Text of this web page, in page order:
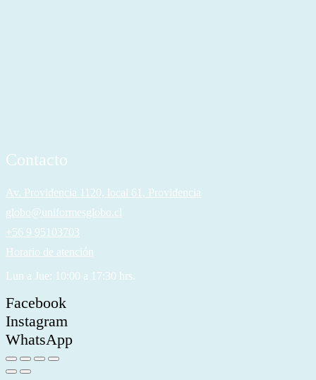
Contacto
Av. Providencia 1120, local 61, Providencia
globo@uniformesglobo.cl
+56 9 95103703
Horario de atención
Lun a Jue: 10:00 a 17:30 hrs.
Facebook
Instagram
WhatsApp